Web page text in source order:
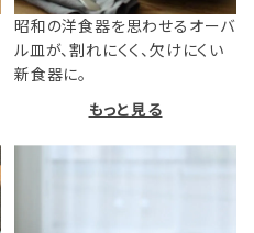
昭和の洋食器を思わせるオーバ
ル皿が、割れにくく、欠けにくい
新食器に。
もっと見る